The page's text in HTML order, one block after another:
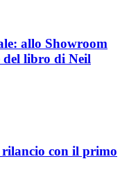
allo Showroom
del libro di Neil
con il primo